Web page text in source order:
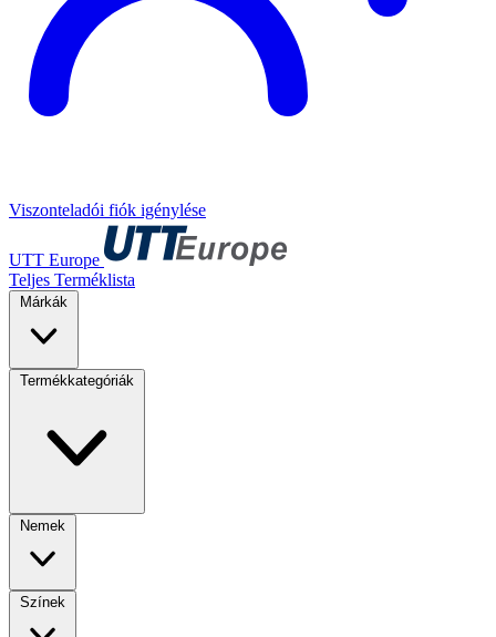
Viszonteladói fiók igénylése
UTT Europe
Teljes Terméklista
Márkák
Termékkategóriák
Nemek
Színek